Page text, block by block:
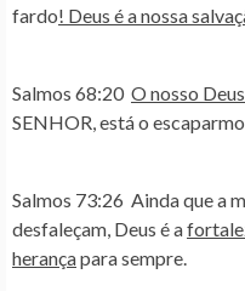
fardo! Deus é a nossa
Salmos 68:20 O nosso
SENHOR, está o
Salmos 73:26 Ainda que a
desfaleçam, Deus é a
herançapara sempre.